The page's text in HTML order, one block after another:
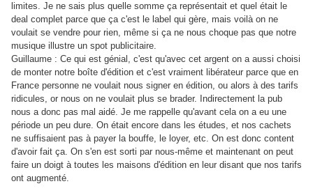
limites. Je ne sais plus quelle somme ça représentait et quel était le
deal complet parce que ça c'est le label qui gère, mais voilà on ne
voulait se vendre pour rien, même si ça ne nous choque pas que notre
musique illustre un spot publicitaire.
Guillaume : Ce qui est génial, c'est qu'avec cet argent on a aussi choisi
de monter notre boîte d'édition et c'est vraiment libérateur parce que en
France personne ne voulait nous signer en édition, ou alors à des tarifs
ridicules, or nous on ne voulait plus se brader. Indirectement la pub
nous a donc pas mal aidé. Je me rappelle qu'avant cela on a eu une
période un peu dure. On était encore dans les études, et nos cachets
ne suffisaient pas à payer la bouffe, le loyer, etc. On est donc content
d'avoir fait ça. On s'en est sorti par nous-même et maintenant on peut
faire un doigt à toutes les maisons d'édition en leur disant que nos tarifs
ont augmenté.